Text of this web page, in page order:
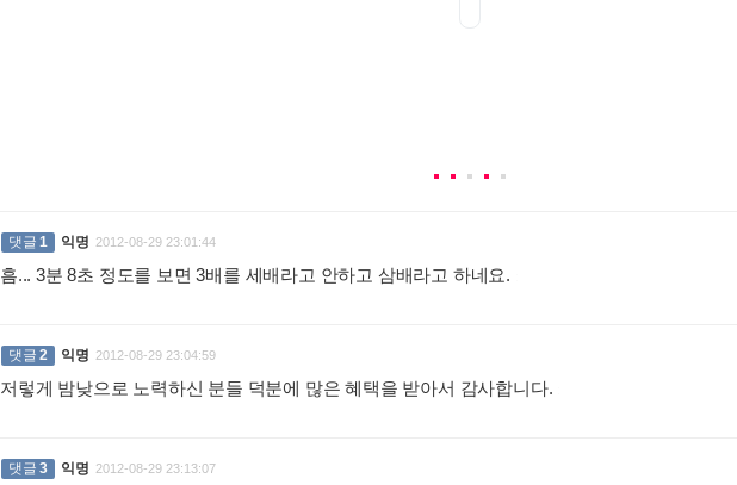
댓글1 익명 2012-08-29 23:01:44
흠... 3분 8초 정도를 보면 3배를 세배라고 안하고 삼배라고 하네요.
댓글2 익명 2012-08-29 23:04:59
저렇게 밤낮으로 노력하신 분들 덕분에 많은 혜택을 받아서 감사합니다.
댓글3 익명 2012-08-29 23:13:07